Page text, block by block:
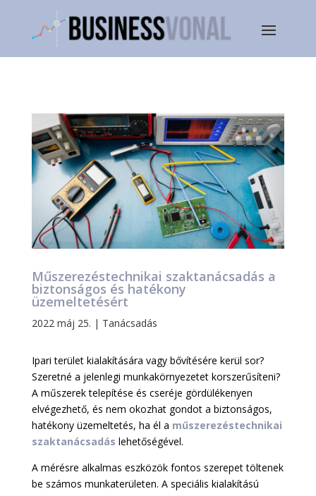
Műszerezéstechnikai szaktanácsadás a
biztonságos és hatékony
üzemeltetésért
2022 máj 25. | Tanácsadás
Ipari terület kialakítására vagy bővítésére kerül sor?
Szeretné a jelenlegi munkakörnyezetet korszerűsíteni?
A műszerek telepítése és cseréje gördülékenyen
elvégezhető, és nem okozhat gondot a biztonságos,
hatékony üzemeltetés, ha él a műszerezéstechnikai
szaktanácsadás lehetőségével.
A mérésre alkalmas eszközök fontos szerepet töltenek
be számos munkaterületen. A speciális kialakítású